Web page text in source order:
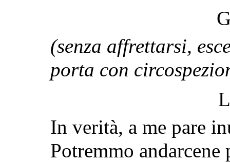
(senza affrettarsi,
porta con
In verità, a me pare
Potremmo